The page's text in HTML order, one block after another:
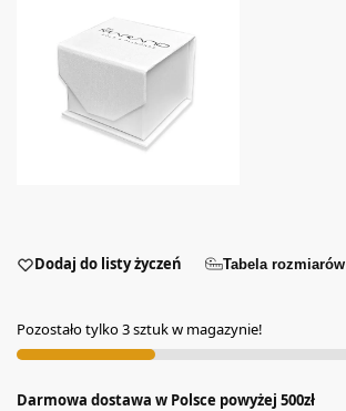
Dodaj do listy życzeń Tabela rozmiarów
Pozostało tylko 3 sztuk w magazynie!
Darmowa dostawa w Polsce powyżej 500zł